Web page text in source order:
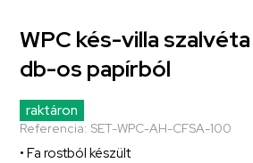
WPC kés-villa
db-os papírból
raktáron
Referencia: SET-WPC-AH-CFSA-100
• Fa rostból készült